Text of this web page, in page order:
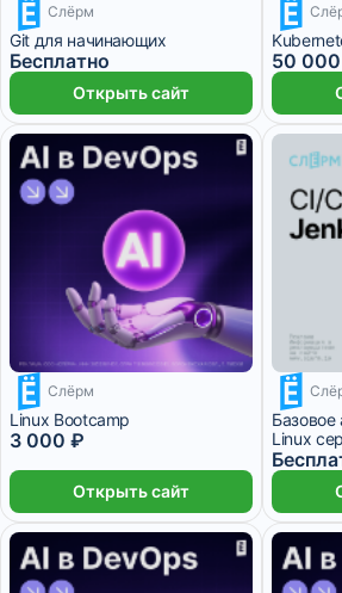
Слёрм
Git для начинающих
Бесплатно
Открыть сайт
12 500
50
1 месяцСлёрм
Linux Bootcamp
3 000 ₽
Открыть сайт
Linux